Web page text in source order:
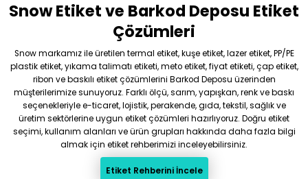
Snow Etiket ve Barkod Deposu Etiket
Çözümleri
Snow markamız ile üretilen termal etiket, kuşe etiket, lazer etiket, PP/PE
plastik etiket, yıkama talimatı etiketi, meto etiket, fiyat etiketi, çap etiket,
ribon ve baskılı etiket çözümlerini Barkod Deposu üzerinden
müşterilerimize sunuyoruz. Farklı ölçü, sarım, yapışkan, renk ve baskı
seçenekleriyle e-ticaret, lojistik, perakende, gıda, tekstil, sağlık ve
üretim sektörlerine uygun etiket çözümleri hazırlıyoruz. Doğru etiket
seçimi, kullanım alanları ve ürün grupları hakkında daha fazla bilgi
almak için etiket rehberimizi inceleyebilirsiniz.
Etiket Rehberini İncele